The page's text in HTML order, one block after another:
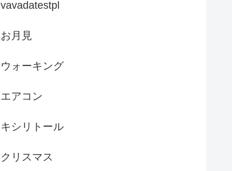
vavadatestpl
お月見
ウォーキング
エアコン
キシリトール
クリスマス